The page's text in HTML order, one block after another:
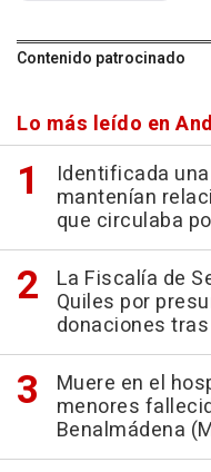
Contenido patrocinado
Lo más leído en
Identificada
mantenían
que circulaba
La Fiscalía de
Quiles por
donaciones
Muere en el
menores
Benalmádena